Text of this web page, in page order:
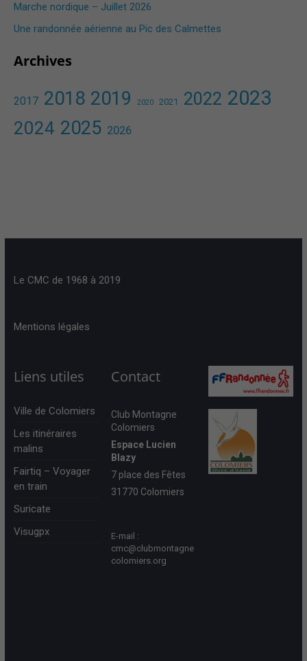
Marche nordique – Juillet 2026
Une randonnée aérienne au Pic des Calmettes ​
Archives
2017 2018 2019 2020 2021 2022 2023
2024 2025 2026
Le CMC de 1968 à 2019
Mentions légales
Liens utiles
Ville de Colomiers
Les itinéraires
malins
Fairtiq – Voyager
en train
Suricate
Visugpx
Contact
Club Montagne
Colomiers
Espace Lucien
Blazy
7 place des Fêtes
31770 Colomiers
E-mail :
cmc@clubmontagne
colomiers.org